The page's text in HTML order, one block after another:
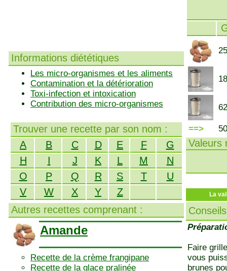
Informations diététiques
Les micro-organismes et les aliments
Contamination et la détérioration
Toxi-infection et intoxication
Contribution des micro-organismes
Trouver une recette par son nom :
A
B C D E F
G
H
I J K L M
N
O
P Q R S T
U
V
W X Y
Z
Autres recettes comprenant :
Amande
Recette de la crème frangipane
Recette de la glace pralinée
==>
Valeurs
La
Faire
vous
brunes